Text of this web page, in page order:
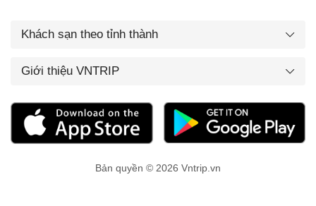
Khách sạn theo tỉnh thành
Giới thiệu VNTRIP
Bản quyền © 2026 Vntrip.vn